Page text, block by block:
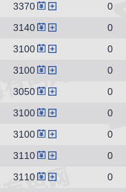
3370
0
3140
0
3100
0
3100
0
3050 0
3100
0
3100
0
3110
0
3110
0